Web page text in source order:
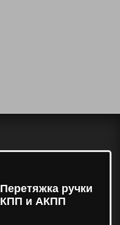
Перетяжка ручки
КПП и АКПП